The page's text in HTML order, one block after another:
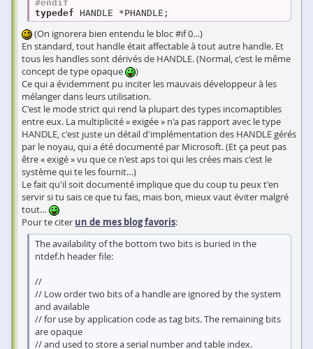
#endif
typedef HANDLE *PHANDLE;
(On ignorera bien entendu le bloc #if 0…)
En standard, tout handle était affectable à tout autre handle. Et
tous les handles sont dérivés de HANDLE. (Normal, c'est le même
concept de type opaque
)
Ce qui a évidemment pu inciter les mauvais développeur à les
mélanger dans leurs utilisation.
C'est le mode strict qui rend la plupart des types incomaptibles
entre eux. La multiplicité « exigée » n'a pas rapport avec le type
HANDLE, c'est juste un détail d'implémentation des HANDLE gérés
par le noyau, qui a été documenté par Microsoft. (Et ça peut pas
être « exigé » vu que ce n'est aps toi qui les crées mais c'est le
système qui te les fournit…)
Le fait qu'il soit documenté implique que du coup tu peux t'en
servir si tu sais ce que tu fais, mais bon, mieux vaut éviter malgré
tout…
Pour te citer un de mes blog favoris:
The availability of the bottom two bits is buried in the
ntdef.h header file:
//
// Low order two bits of a handle are ignored by the system
and available
// for use by application code as tag bits. The remaining bits
are opaque
// and used to store a serial number and table index.